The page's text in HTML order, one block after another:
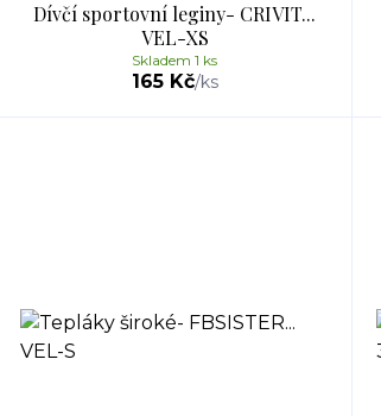
Dívčí sportovní leginy- CRIVIT...
VEL-XS
165 Kč/ks
Skladem 1 ks